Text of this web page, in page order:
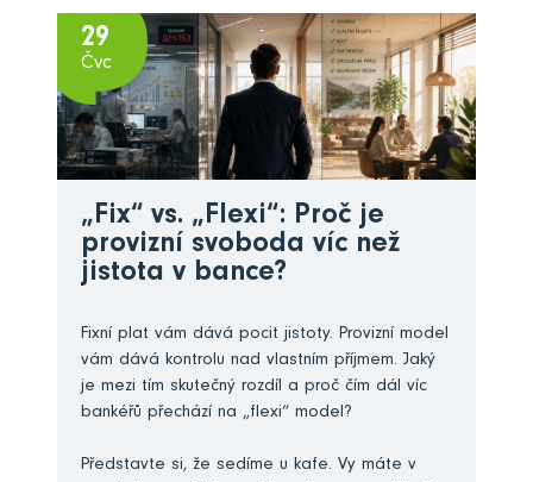
29
Čvc
„Fix“ vs. „Flexi“: Proč je
provizní svoboda víc než
jistota v bance?
Fixní plat vám dává pocit jistoty. Provizní model
vám dává kontrolu nad vlastním příjmem. Jaký
je mezi tím skutečný rozdíl a proč čím dál víc
bankéřů přechází na „flexi“ model?
Představte si, že sedíme u kafe. Vy máte v